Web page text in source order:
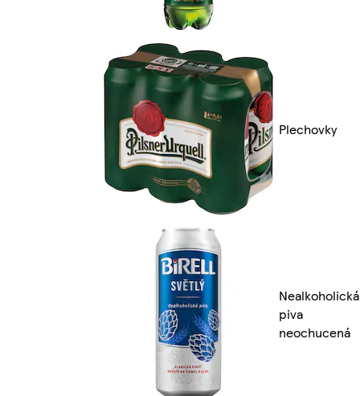
Plechovky
Nealkoholická
piva
neochucená